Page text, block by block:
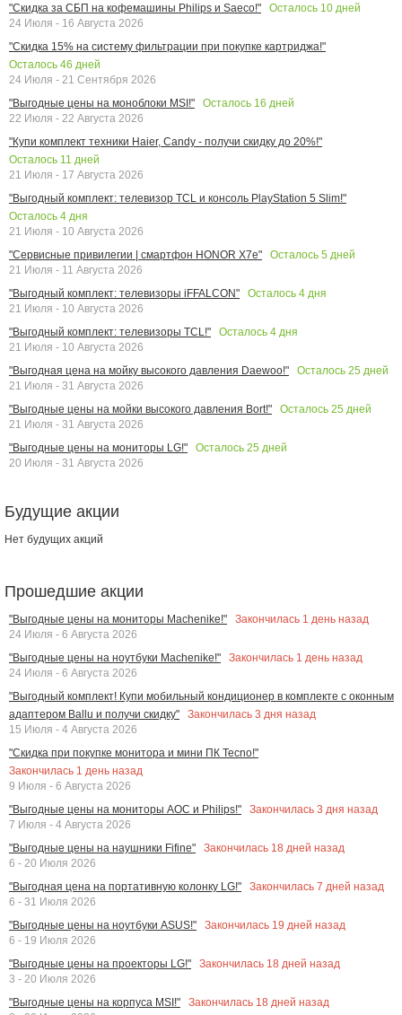
"Скидка за СБП на кофемашины Philips и Saeco!"
Осталось 10 дней
24 Июля - 16 Августа 2026
"Скидка 15% на систему фильтрации при покупке картриджа!"
Осталось 46 дней
24 Июля - 21 Сентября 2026
"Выгодные цены на моноблоки MSI!"
Осталось 16 дней
22 Июля - 22 Августа 2026
"Купи комплект техники Haier, Candy - получи скидку до 20%!"
Осталось 11 дней
21 Июля - 17 Августа 2026
"Выгодный комплект: телевизор TCL и консоль PlayStation 5 Slim!"
Осталось 4 дня
21 Июля - 10 Августа 2026
"Сервисные привилегии | смартфон HONOR X7e"
Осталось 5 дней
21 Июля - 11 Августа 2026
"Выгодный комплект: телевизоры iFFALCON"
Осталось 4 дня
21 Июля - 10 Августа 2026
"Выгодный комплект: телевизоры TCL!"
Осталось 4 дня
21 Июля - 10 Августа 2026
"Выгодная цена на мойку высокого давления Daewoo!"
Осталось 25 дней
21 Июля - 31 Августа 2026
"Выгодные цены на мойки высокого давления Bort!"
Осталось 25 дней
21 Июля - 31 Августа 2026
"Выгодные цены на мониторы LG!"
Осталось 25 дней
20 Июля - 31 Августа 2026
Будущие акции
Нет будущих акций
Прошедшие акции
"Выгодные цены на мониторы Machenike!" Закончилась 1 день назад
24 Июля - 6 Августа 2026
"Выгодные цены на ноутбуки Machenike!"
Закончилась 1 день назад
24 Июля - 6 Августа 2026
"Выгодный комплект! Купи мобильный кондиционер в комплекте с оконным
адаптером Ballu и получи скидку"
Закончилась 3 дня назад
15 Июля - 4 Августа 2026
"Скидка при покупке монитора и мини ПК Tecno!"
Закончилась 1 день назад
9 Июля - 6 Августа 2026
"Выгодные цены на мониторы AOC и Philips!"
Закончилась 3 дня назад
7 Июля - 4 Августа 2026
"Выгодные цены на наушники Fifine"
Закончилась 18 дней назад
6 - 20 Июля 2026
"Выгодная цена на портативную колонку LG!"
Закончилась 7 дней назад
6 - 31 Июля 2026
"Выгодные цены на ноутбуки ASUS!"
Закончилась 19 дней назад
6 - 19 Июля 2026
"Выгодные цены на проекторы LG!"
Закончилась 18 дней назад
3 - 20 Июля 2026
"Выгодные цены на корпуса MSI!"
Закончилась 18 дней назад